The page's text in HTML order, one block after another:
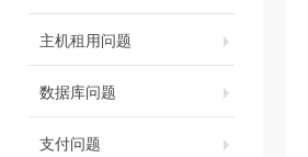
主机租用问题
数据库问题
支付问题